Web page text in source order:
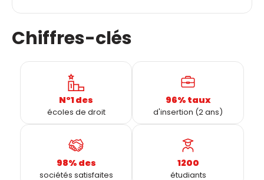
Chiffres-clés
N°1 des
écoles de droit
96% taux
d'insertion (2 ans)
98% des
sociétés satisfaites
1200
étudiants